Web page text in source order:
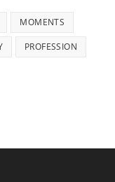
MOMENTS
PROFESSION